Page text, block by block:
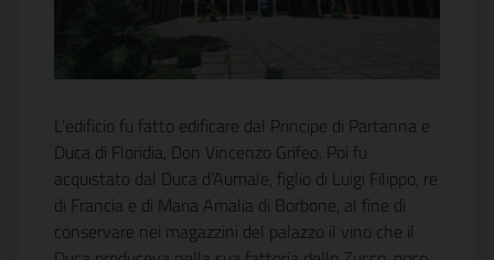
L’edificio fu fatto edificare dal Principe di Partanna e
Duca di Floridia, Don Vincenzo Grifeo. Poi fu
acquistato dal Duca d’Aumale, figlio di Luigi Filippo, re
di Francia e di Maria Amalia di Borbone, al fine di
conservare nei magazzini del palazzo il vino che il